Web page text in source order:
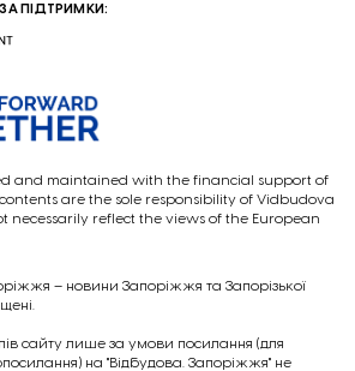
ПІДТРИМКИ:
and maintained with the financial support of
are the sole responsibility of Vidbudova
necessarily reflect the views of the European
– новини Запоріжжя та Запорізької
сайту лише за умови посилання (для
на "Відбудова. Запоріжжя" не